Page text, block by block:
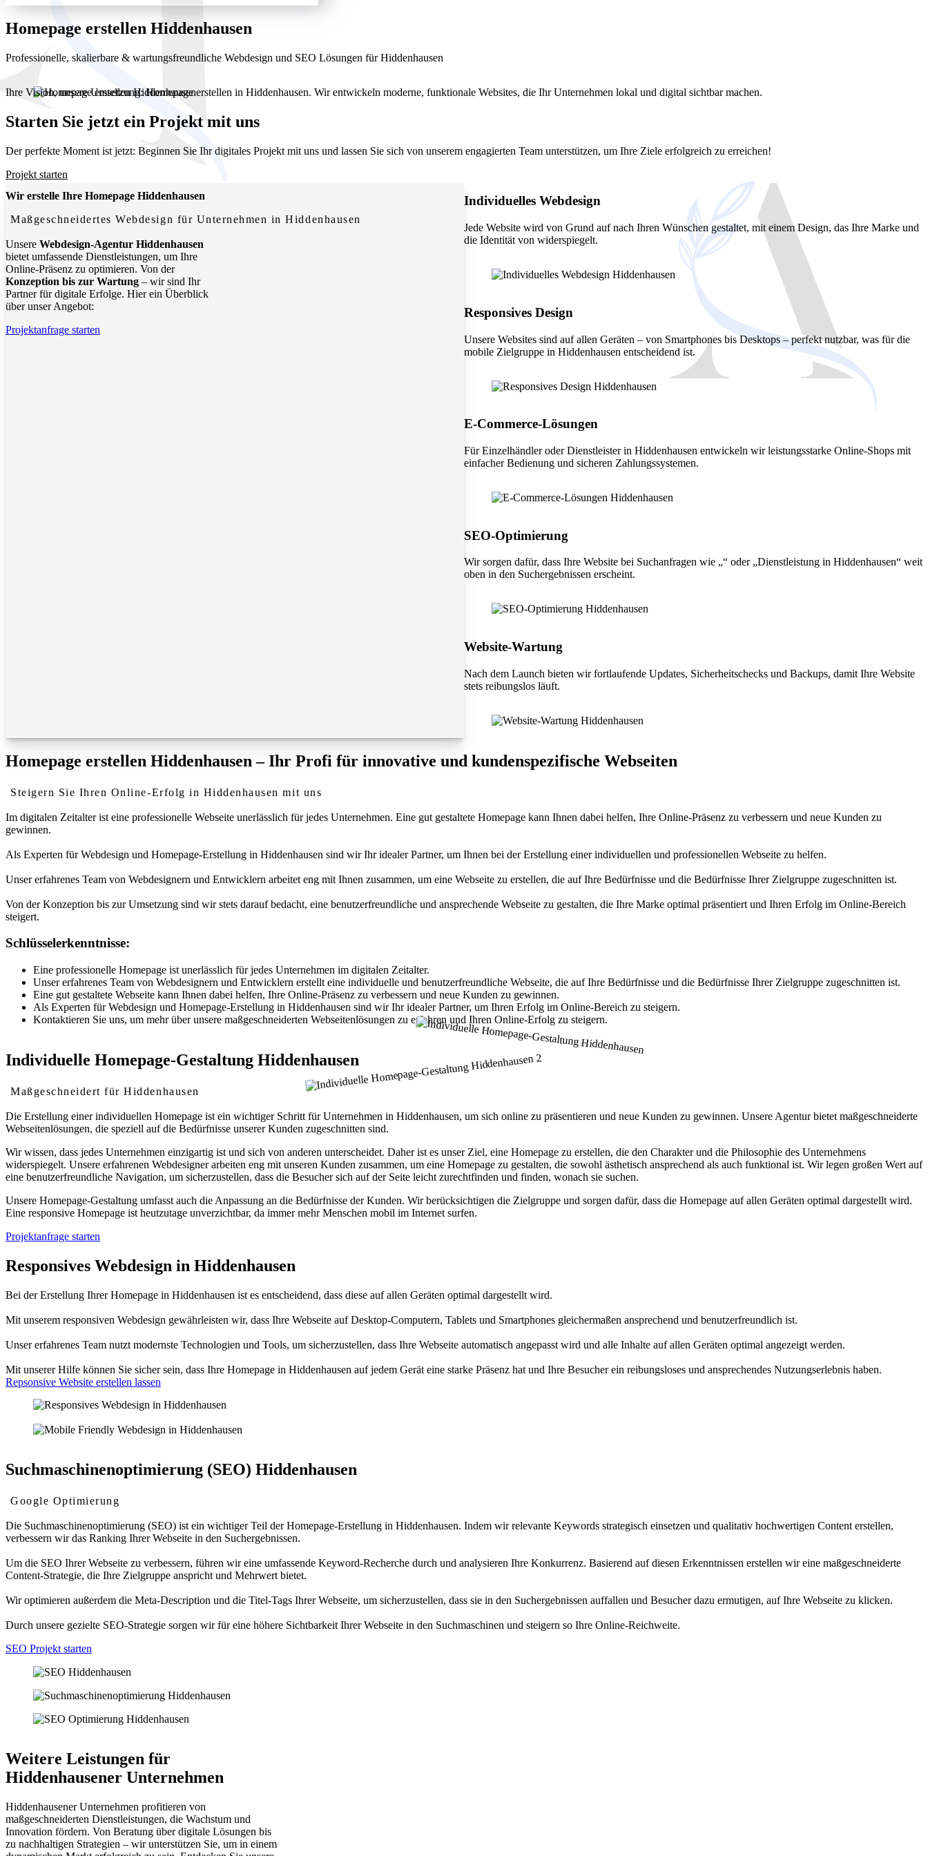
Homepage erstellen Hiddenhausen
Professionelle, skalierbare & wartungsfreundliche Webdesign und SEO Lösungen für Hiddenhausen
Ihre Vision, unsere Umsetzung: Homepage erstellen in Hiddenhausen. Wir entwickeln moderne, funktionale Websites, die Ihr Unternehmen lokal und digital sichtbar machen.
Starten Sie jetzt ein Projekt mit uns
Der perfekte Moment ist jetzt: Beginnen Sie Ihr digitales Projekt mit uns und lassen Sie sich von unserem engagierten Team unterstützen, um Ihre Ziele erfolgreich zu erreichen!
Projekt starten
Wir erstelle Ihre Homepage Hiddenhausen
Maßgeschneidertes Webdesign für Unternehmen in Hiddenhausen
Unsere Webdesign-Agentur Hiddenhausen
bietet umfassende Dienstleistungen, um Ihre
Online-Präsenz zu optimieren. Von der
Konzeption bis zur Wartung – wir sind Ihr
Partner für digitale Erfolge. Hier ein Überblick
über unser Angebot:
Projektanfrage starten
Individuelles Webdesign
Jede Website wird von Grund auf nach Ihren Wünschen gestaltet, mit einem Design, das Ihre Marke und
die Identität von widerspiegelt.
Responsives Design
Unsere Websites sind auf allen Geräten – von Smartphones bis Desktops – perfekt nutzbar, was für die
mobile Zielgruppe in Hiddenhausen entscheidend ist.
E-Commerce-Lösungen
Für Einzelhändler oder Dienstleister in Hiddenhausen entwickeln wir leistungsstarke Online-Shops mit
einfacher Bedienung und sicheren Zahlungssystemen.
SEO-Optimierung
Wir sorgen dafür, dass Ihre Website bei Suchanfragen wie „“ oder „Dienstleistung in Hiddenhausen“ weit
oben in den Suchergebnissen erscheint.
Website-Wartung
Nach dem Launch bieten wir fortlaufende Updates, Sicherheitschecks und Backups, damit Ihre Website
stets reibungslos läuft.
Homepage erstellen Hiddenhausen – Ihr Profi für innovative und kundenspezifische Webseiten
Steigern Sie Ihren Online-Erfolg in Hiddenhausen mit uns
Im digitalen Zeitalter ist eine professionelle Webseite unerlässlich für jedes Unternehmen. Eine gut gestaltete Homepage kann Ihnen dabei helfen, Ihre Online-Präsenz zu verbessern und neue Kunden zu
gewinnen.
Als Experten für Webdesign und Homepage-Erstellung in Hiddenhausen sind wir Ihr idealer Partner, um Ihnen bei der Erstellung einer individuellen und professionellen Webseite zu helfen.
Unser erfahrenes Team von Webdesignern und Entwicklern arbeitet eng mit Ihnen zusammen, um eine Webseite zu erstellen, die auf Ihre Bedürfnisse und die Bedürfnisse Ihrer Zielgruppe zugeschnitten ist.
Von der Konzeption bis zur Umsetzung sind wir stets darauf bedacht, eine benutzerfreundliche und ansprechende Webseite zu gestalten, die Ihre Marke optimal präsentiert und Ihren Erfolg im Online-Bereich
steigert.
Schlüsselerkenntnisse:
Eine professionelle Homepage ist unerlässlich für jedes Unternehmen im digitalen Zeitalter.
Unser erfahrenes Team von Webdesignern und Entwicklern erstellt eine individuelle und benutzerfreundliche Webseite, die auf Ihre Bedürfnisse und die Bedürfnisse Ihrer Zielgruppe zugeschnitten ist.
Eine gut gestaltete Webseite kann Ihnen dabei helfen, Ihre Online-Präsenz zu verbessern und neue Kunden zu gewinnen.
Als Experten für Webdesign und Homepage-Erstellung in Hiddenhausen sind wir Ihr idealer Partner, um Ihren Erfolg im Online-Bereich zu steigern.
Kontaktieren Sie uns, um mehr über unsere maßgeschneiderten Webseitenlösungen zu erfahren und Ihren Online-Erfolg zu steigern.
Individuelle Homepage-Gestaltung Hiddenhausen
Maßgeschneidert für Hiddenhausen
Die Erstellung einer individuellen Homepage ist ein wichtiger Schritt für Unternehmen in Hiddenhausen, um sich online zu präsentieren und neue Kunden zu gewinnen. Unsere Agentur bietet maßgeschneiderte
Webseitenlösungen, die speziell auf die Bedürfnisse unserer Kunden zugeschnitten sind.
Wir wissen, dass jedes Unternehmen einzigartig ist und sich von anderen unterscheidet. Daher ist es unser Ziel, eine Homepage zu erstellen, die den Charakter und die Philosophie des Unternehmens
widerspiegelt. Unsere erfahrenen Webdesigner arbeiten eng mit unseren Kunden zusammen, um eine Homepage zu gestalten, die sowohl ästhetisch ansprechend als auch funktional ist. Wir legen großen Wert auf
eine benutzerfreundliche Navigation, um sicherzustellen, dass die Besucher sich auf der Seite leicht zurechtfinden und finden, wonach sie suchen.
Unsere Homepage-Gestaltung umfasst auch die Anpassung an die Bedürfnisse der Kunden. Wir berücksichtigen die Zielgruppe und sorgen dafür, dass die Homepage auf allen Geräten optimal dargestellt wird.
Eine responsive Homepage ist heutzutage unverzichtbar, da immer mehr Menschen mobil im Internet surfen.
Projektanfrage starten
Responsives Webdesign in Hiddenhausen
Bei der Erstellung Ihrer Homepage in Hiddenhausen ist es entscheidend, dass diese auf allen Geräten optimal dargestellt wird.
Mit unserem responsiven Webdesign gewährleisten wir, dass Ihre Webseite auf Desktop-Computern, Tablets und Smartphones gleichermaßen ansprechend und benutzerfreundlich ist.
Unser erfahrenes Team nutzt modernste Technologien und Tools, um sicherzustellen, dass Ihre Webseite automatisch angepasst wird und alle Inhalte auf allen Geräten optimal angezeigt werden.
Mit unserer Hilfe können Sie sicher sein, dass Ihre Homepage in Hiddenhausen auf jedem Gerät eine starke Präsenz hat und Ihre Besucher ein reibungsloses und ansprechendes Nutzungserlebnis haben.
Repsonsive Website erstellen lassen
Suchmaschinenoptimierung (SEO) Hiddenhausen
Google Optimierung
Die Suchmaschinenoptimierung (SEO) ist ein wichtiger Teil der Homepage-Erstellung in Hiddenhausen. Indem wir relevante Keywords strategisch einsetzen und qualitativ hochwertigen Content erstellen,
verbessern wir das Ranking Ihrer Webseite in den Suchergebnissen.
Um die SEO Ihrer Webseite zu verbessern, führen wir eine umfassende Keyword-Recherche durch und analysieren Ihre Konkurrenz. Basierend auf diesen Erkenntnissen erstellen wir eine maßgeschneiderte
Content-Strategie, die Ihre Zielgruppe anspricht und Mehrwert bietet.
Wir optimieren außerdem die Meta-Description und die Titel-Tags Ihrer Webseite, um sicherzustellen, dass sie in den Suchergebnissen auffallen und Besucher dazu ermutigen, auf Ihre Webseite zu klicken.
Durch unsere gezielte SEO-Strategie sorgen wir für eine höhere Sichtbarkeit Ihrer Webseite in den Suchmaschinen und steigern so Ihre Online-Reichweite.
SEO Projekt starten
Weitere Leistungen für
Hiddenhausener Unternehmen
Hiddenhausener Unternehmen profitieren von
maßgeschneiderten Dienstleistungen, die Wachstum und
Innovation fördern. Von Beratung über digitale Lösungen bis
zu nachhaltigen Strategien – wir unterstützen Sie, um in einem